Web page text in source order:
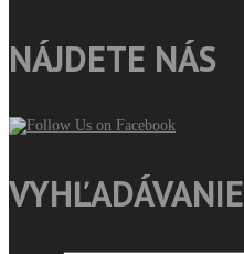
NÁJDETE NÁS
VYHĽADÁVANIE